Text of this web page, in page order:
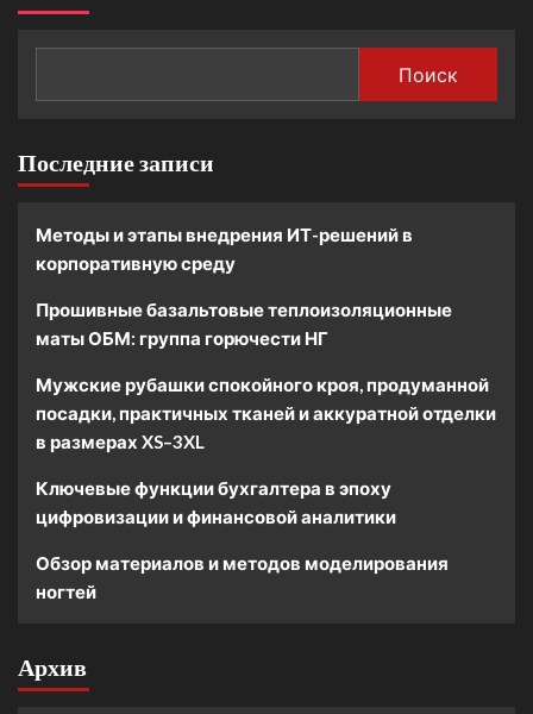
Поиск
Последние записи
Методы и этапы внедрения ИТ-решений в
корпоративную среду
Прошивные базальтовые теплоизоляционные
маты ОБМ: группа горючести НГ
Мужские рубашки спокойного кроя, продуманной
посадки, практичных тканей и аккуратной отделки
в размерах XS–3XL
Ключевые функции бухгалтера в эпоху
цифровизации и финансовой аналитики
Обзор материалов и методов моделирования
ногтей
Архив